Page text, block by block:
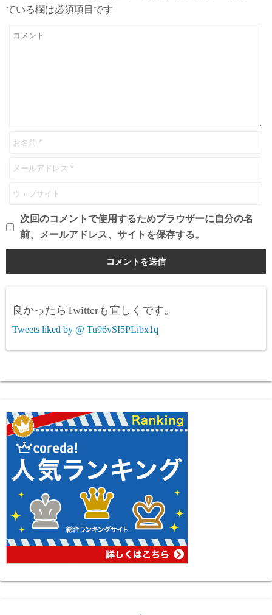
ている欄は必須項目です
次回のコメントで使用するためブラウザーに自分の名
前、メールアドレス、サイトを保存する。
良かったらTwitterも宜しくです。
Tweets liked by @ Tu96vSI5PLibx1q